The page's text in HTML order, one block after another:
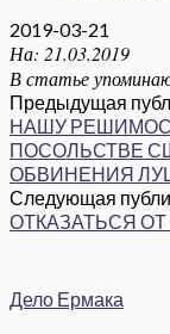
2019-03-21
На: 21.03.2019
В статье
Предыдущая
НАШУ
ПОСОЛЬСТВЕ
ОБВИНЕНИЯ
Следующая
ОТКАЗАТЬСЯ
Дело Ермака